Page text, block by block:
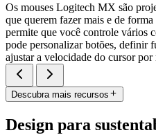
Os mouses Logitech MX são
que querem fazer mais e de
permite que você controle vários
pode personalizar botões, definir
ajustar a velocidade do cursor
Descubra mais recursos
Design para